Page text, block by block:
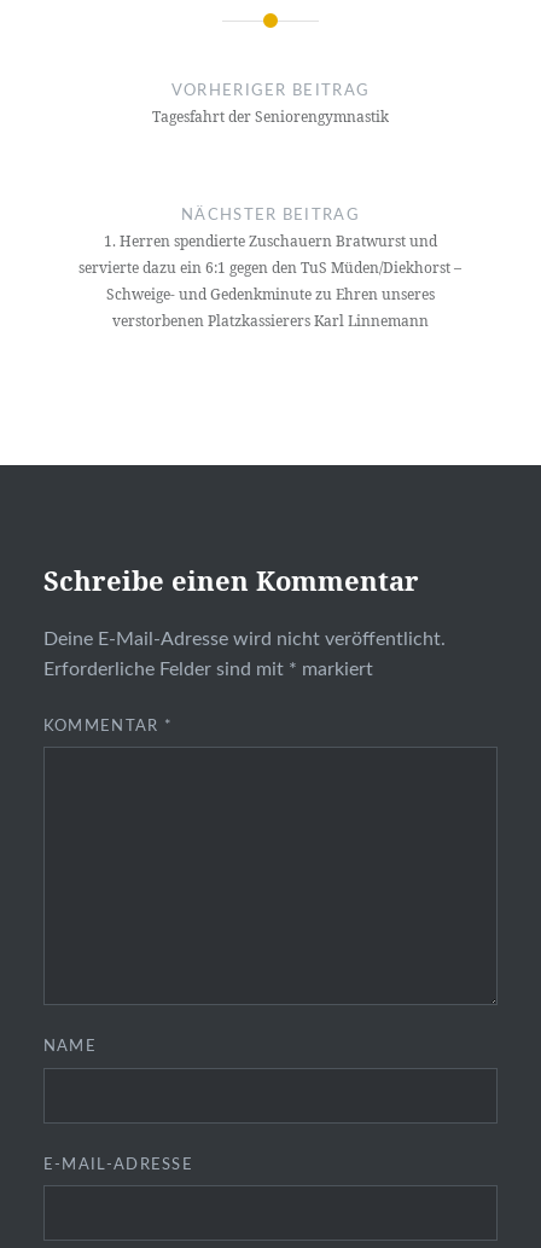
Beitragsnavigation
VORHERIGER BEITRAG
Tagesfahrt der Seniorengymnastik
NÄCHSTER BEITRAG
1. Herren spendierte Zuschauern Bratwurst und
servierte dazu ein 6:1 gegen den TuS Müden/Diekhorst –
Schweige- und Gedenkminute zu Ehren unseres
verstorbenen Platzkassierers Karl Linnemann
Schreibe einen Kommentar
Deine E-Mail-Adresse wird nicht veröffentlicht.
Erforderliche Felder sind mit * markiert
KOMMENTAR *
NAME
E-MAIL-ADRESSE